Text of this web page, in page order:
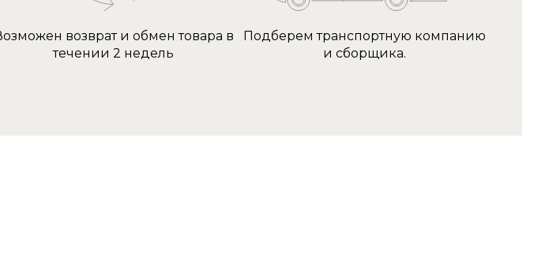
возврат и обмен товара в
течении 2 недель
Подберем транспортную компанию
и сборщика.